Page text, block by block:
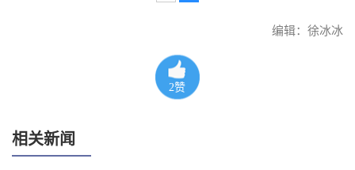
编辑：徐冰冰
2赞
相关新闻